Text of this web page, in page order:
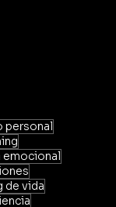
personal
de vida